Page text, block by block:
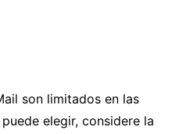
son limitados en las
elegir, considere la